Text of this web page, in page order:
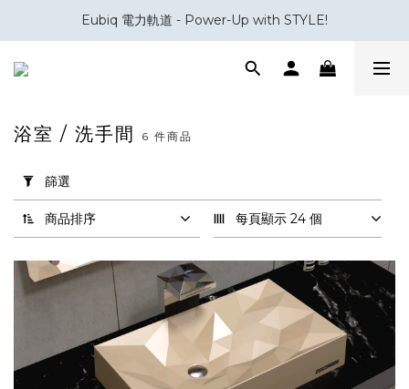
會員積分換領百佳 HK$50 購物禮券
Eubiq 電力軌道 - Power-Up with STYLE!
會員積分換領百佳 HK$50 購物禮券
用
篩
選
(0/20)
品
Sternhagen
(6)
浴室 / 洗手間 6 件商品
篩選
商品排序 每頁顯示 24 個